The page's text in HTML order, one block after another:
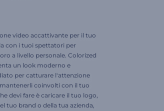
video accattivante per il tuo
con i tuoi spettatori per
a livello personale. Colorized
un look moderno e
per catturare l'attenzione
coinvolti con il tuo
devi fare è caricare il tuo logo,
tuo brand o della tua azienda,